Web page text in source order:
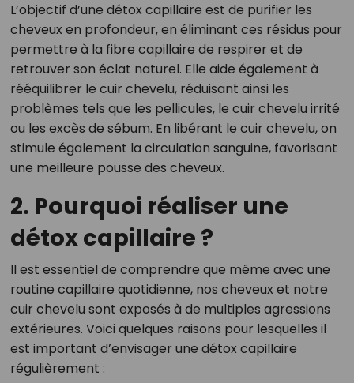
L’objectif d’une détox capillaire est de purifier les
cheveux en profondeur, en éliminant ces résidus pour
permettre à la fibre capillaire de respirer et de
retrouver son éclat naturel. Elle aide également à
rééquilibrer le cuir chevelu, réduisant ainsi les
problèmes tels que les pellicules, le cuir chevelu irrité
ou les excès de sébum. En libérant le cuir chevelu, on
stimule également la circulation sanguine, favorisant
une meilleure pousse des cheveux.
2. Pourquoi réaliser une
détox capillaire ?
Il est essentiel de comprendre que même avec une
routine capillaire quotidienne, nos cheveux et notre
cuir chevelu sont exposés à de multiples agressions
extérieures. Voici quelques raisons pour lesquelles il
est important d’envisager une détox capillaire
régulièrement :